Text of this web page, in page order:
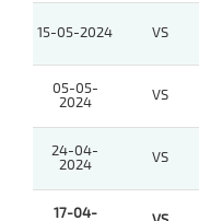
15-05-2024 VS
05-05-
2024
VS
24-04-
2024
VS
17-04-